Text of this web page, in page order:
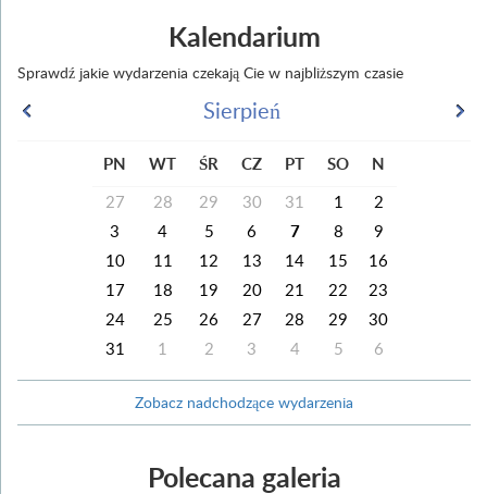
Kalendarium
Sprawdź jakie wydarzenia czekają Cie w najbliższym czasie
Sierpień
PN WT ŚR CZ PT SO N
27 28 29 30 31 1
2
3
4 5 6 7 8
9
10
11 12 13 14 15
16
17
18 19 20 21 22
23
24
25 26 27 28 29
30
31
1 2 3 4 5 6
Zobacz nadchodzące wydarzenia
Polecana galeria